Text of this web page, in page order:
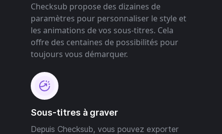
Checksub propose des dizaines de
paramètres pour personnaliser le style et
les animations de vos sous-titres. Cela
offre des centaines de possibilités pour
toujours vous démarquer.
Sous-titres à graver
Depuis Checksub, vous pouvez exporter